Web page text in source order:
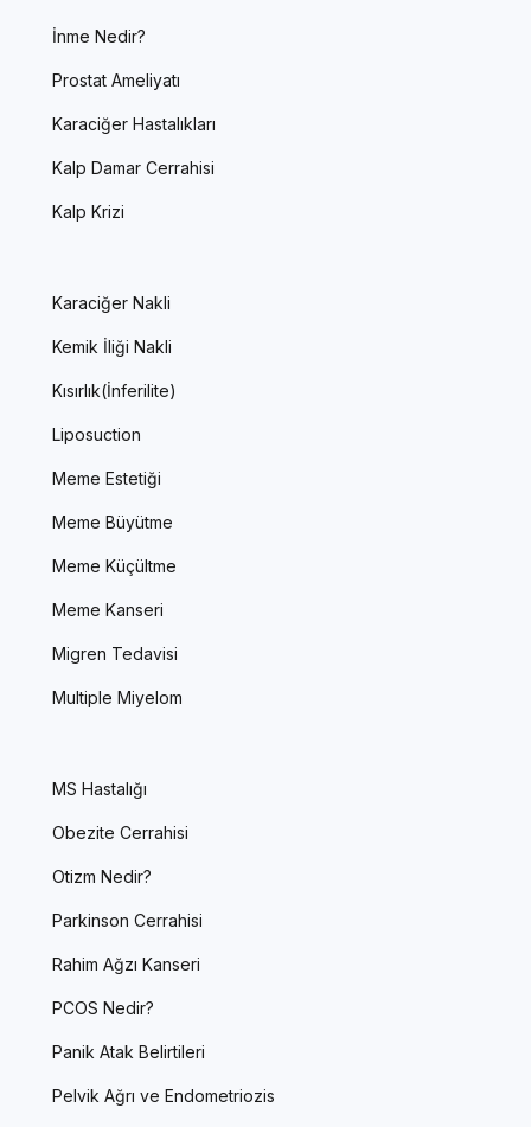
İnme Nedir?
Prostat Ameliyatı
Karaciğer Hastalıkları
Kalp Damar Cerrahisi
Kalp Krizi
Karaciğer Nakli
Kemik İliği Nakli
Kısırlık(İnferilite)
Liposuction
Meme Estetiği
Meme Büyütme
Meme Küçültme
Meme Kanseri
Migren Tedavisi
Multiple Miyelom
MS Hastalığı
Obezite Cerrahisi
Otizm Nedir?
Parkinson Cerrahisi
Rahim Ağzı Kanseri
PCOS Nedir?
Panik Atak Belirtileri
Pelvik Ağrı ve Endometriozis